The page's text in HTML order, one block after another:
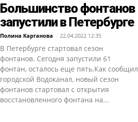
Большинство фонтанов
запустили в Петербурге
Полина Карганова - 22.04.2022 12:35
В Петербурге стартовал сезон
фонтанов. Сегодня запустили 61
фонтан, осталось еще пять.Как сообщил
городской Водоканал, новый сезон
фонтанов стартовал с открытия
восстановленного фонтана на...